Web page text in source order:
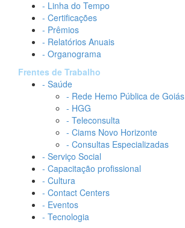
- Linha do Tempo
- Certificações
- Prêmios
- Relatórios Anuais
- Organograma
Frentes de Trabalho
- Saúde
- Rede Hemo Pública de Goiás
- HGG
- Teleconsulta
- Ciams Novo Horizonte
- Consultas Especializadas
- Serviço Social
- Capacitação profissional
- Cultura
- Contact Centers
- Eventos
- Tecnologia